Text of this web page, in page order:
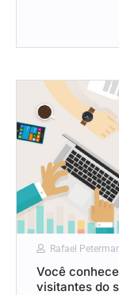
Rafael
Você
visitantes do